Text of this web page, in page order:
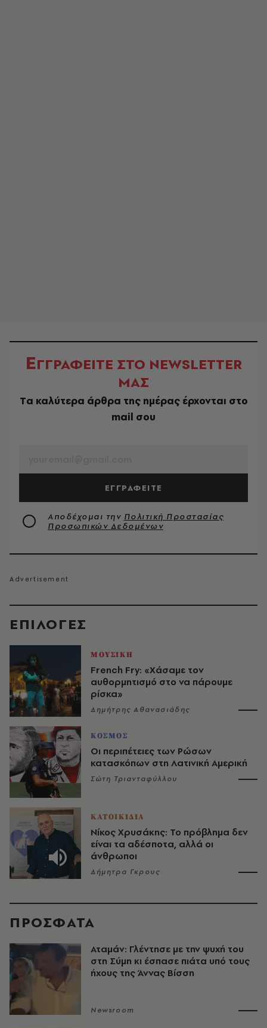
EΠΙΛΟΓΈΣ
ΜΟΥΣΙΚΗ
French Fry: «Χάσαμε τον
αυθορμητισμό στο να πάρουμε
ρίσκα»
Δημήτρης Αθανασιάδης
ΚΟΣΜΟΣ
Οι περιπέτειες των Ρώσων
κατασκόπων στη Λατινική Αμερική
Σώτη Τριανταφύλλου
ΚΑΤΟΙΚΙΔΙΑ
Νίκος Χρυσάκης: Το πρόβλημα δεν
είναι τα αδέσποτα, αλλά οι
άνθρωποι
Δήμητρα Γκρους
ΕΓΓΡΑΦΕΙΤΕ ΣΤΟ NEWSLETTER
ΜΑΣ
Tα καλύτερα άρθρα της ημέρας έρχονται στο
mail σου
ΕΓΓΡΑΦΕΙΤΕ
Αποδέχομαι την Πολιτική Προστασίας
Προσωπικών Δεδομένων
ΠΡΟΣΦΑΤΑ
Αταμάν: Γλέντησε με την ψυχή του
στη Σύμη κι έσπασε πιάτα υπό τους
ήχους της Άννας Βίσση
Newsroom